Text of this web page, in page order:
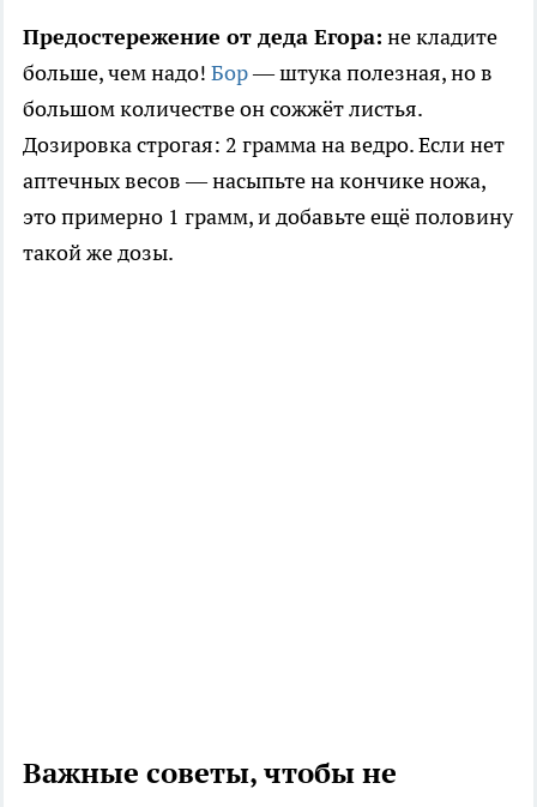
Предостережение от деда Егора: не кладите
больше, чем надо! Бор— штука полезная, но в
большом количестве он сожжёт листья.
Дозировка строгая: 2 грамма на ведро. Если нет
аптечных весов — насыпьте на кончике ножа,
это примерно 1 грамм, и добавьте ещё половину
такой же дозы.
Важные советы, чтобы не